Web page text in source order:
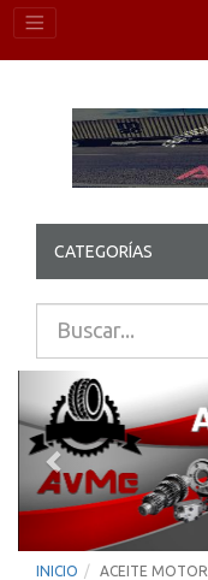
CATEGORÍAS
Previous
INICIO ACEITE MOTOR